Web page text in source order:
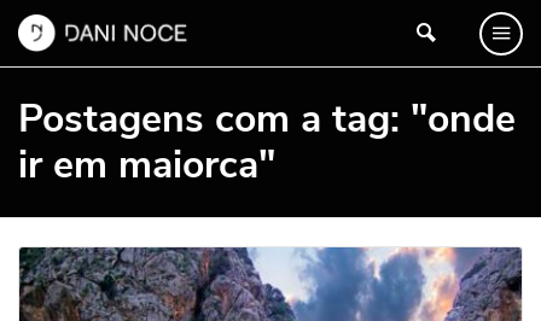
Postagens com a tag: "onde
ir em maiorca"